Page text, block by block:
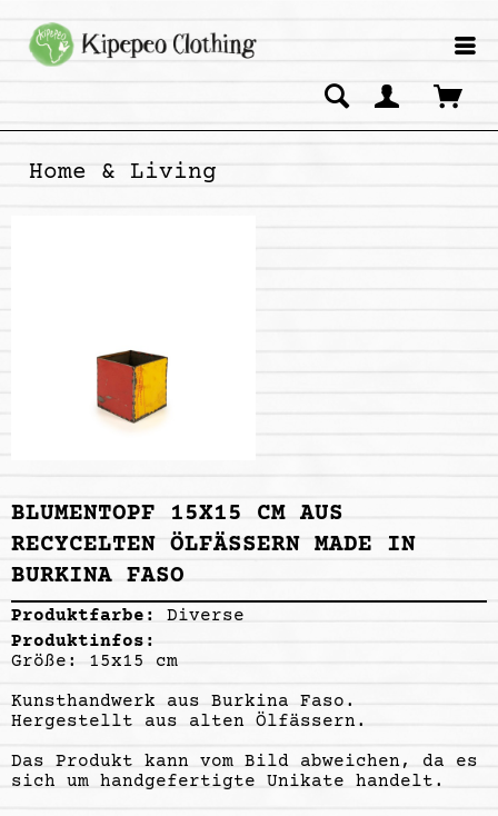
Home & Living
BLUMENTOPF 15X15 CM AUS
RECYCELTEN ÖLFÄSSERN MADE IN
BURKINA FASO
Produktfarbe: Diverse
Produktinfos:
Größe: 15x15 cm
Kunsthandwerk aus Burkina Faso.
Hergestellt aus alten Ölfässern.
Das Produkt kann vom Bild abweichen, da es
sich um handgefertigte Unikate handelt.